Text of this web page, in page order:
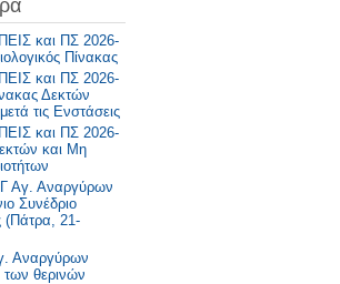
και Υγιεινής
Σχολικό
και ΠΣ 2026-
Πίνακας
και ΠΣ 2026-
Δεκτών
τις Ενστάσεις
και ΠΣ 2026-
και Μη
Αγ. Αναργύρων
Συνέδριο
(Πάτρα, 21-
Αναργύρων
των θερινών